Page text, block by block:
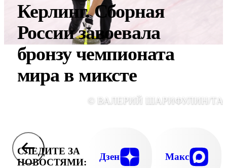
Керлинг. Сборная
России завоевала
бронзу чемпионата
мира в миксте
© ВАЛЕРИЙ ШАРИФУЛИН/
СЛЕДИТЕ ЗА
НОВОСТЯМИ:
Дзен Макс